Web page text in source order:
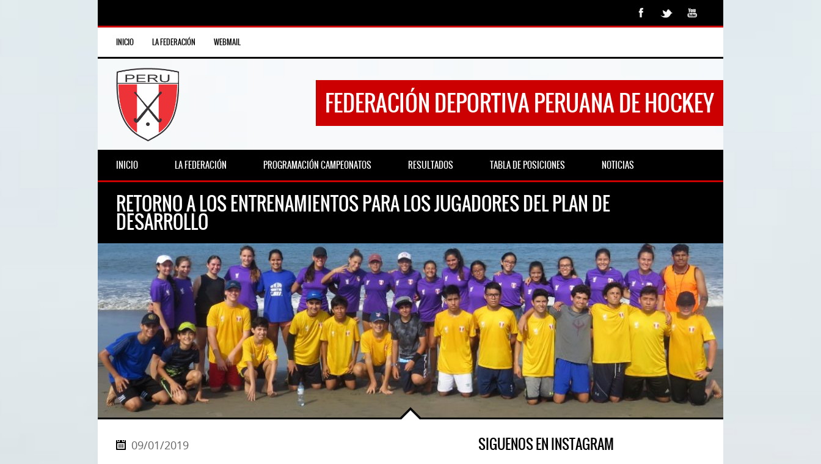
INICIO LA FEDERACIÓN WEBMAIL
FEDERACIÓN DEPORTIVA PERUANA DE HOCKEY
INICIO LA FEDERACIÓN PROGRAMACIÓN CAMPEONATOS RESULTADOS TABLA DE POSICIONES NOTICIAS
RETORNO A LOS ENTRENAMIENTOS PARA LOS JUGADORES DEL PLAN DE
DESARROLLO
09/01/2019 SIGUENOS EN INSTAGRAM